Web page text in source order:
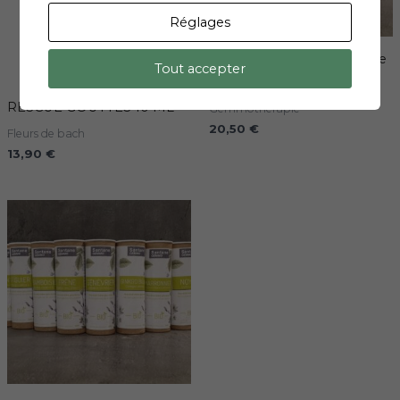
RESCUE GOUTTES 10 ML
Fleurs de bach
13,90 €
santane gemmo Aubépine
Gemmothérapie
20,50 €
Réglages
Tout accepter